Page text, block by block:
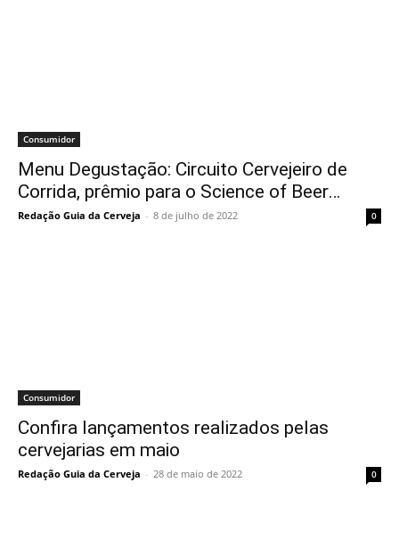
Consumidor
Menu Degustação: Circuito Cervejeiro de
Corrida, prêmio para o Science of Beer…
Redação Guia da Cerveja - 8 de julho de 2022 0
Consumidor
Confira lançamentos realizados pelas
cervejarias em maio
Redação Guia da Cerveja - 28 de maio de 2022 0